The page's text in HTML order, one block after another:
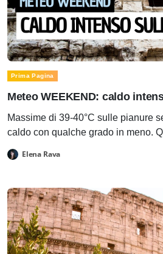
Prima Pagina
Meteo WEEKEND: caldo
Massime di 39-40°C sulle pianure
caldo con qualche grado in meno.
Elena Rava